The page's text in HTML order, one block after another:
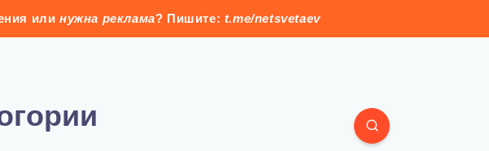
или нужна реклама? Пишите: t.me/netsvetaev